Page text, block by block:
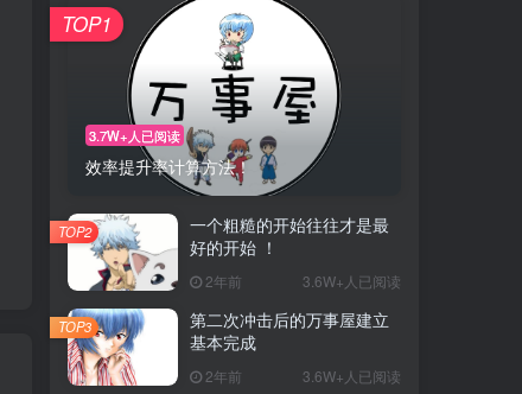
3.7W+人已阅读
效率提升率计算方法！
TOP1
一个粗糙的开始往往才是最
好的开始 ！
2年前 3.6W+人已阅读
TOP2
第二次冲击后的万事屋建立
基本完成
2年前 3.6W+人已阅读
TOP3